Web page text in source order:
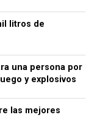
litros de
una persona por
y explosivos
las mejores